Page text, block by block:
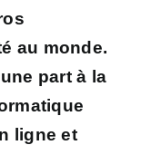
au monde.
part à la
ligne et